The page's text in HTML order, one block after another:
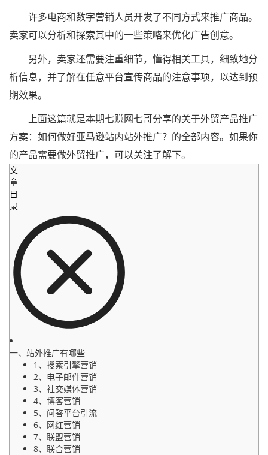
许多电商和数字营销人员开发了不同方式来推广商品。
卖家可以分析和探索其中的一些策略来优化广告创意。
另外，卖家还需要注重细节，懂得相关工具，细致地分
析信息，并了解在任意平台宣传商品的注意事项，以达到预
期效果。
上面这篇就是本期七赚网七哥分享的关于外贸产品推广
方案：如何做好亚马逊站内站外推广？的全部内容。如果你
的产品需要做外贸推广，可以关注了解下。
文
章
目
录
一、站外推广有哪些
1、搜索引擎营销
2、电子邮件营销
3、社交媒体营销
4、博客营销
5、问答平台引流
6、网红营销
7、联盟营销
8、联合营销